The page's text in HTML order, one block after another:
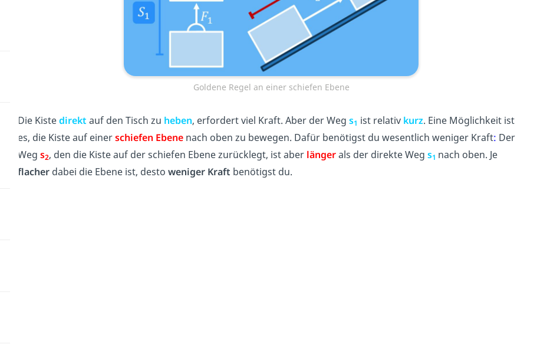
Goldene Regel an einer schiefen Ebene
Die Kistedirekt auf den Tisch zu heben, erfordert viel Kraft. Aber der Weg s1 ist relativ kurz. Eine Möglichkeit ist
es, die Kiste auf einerschiefen Ebene nach oben zu bewegen. Dafür benötigst du wesentlich weniger Kraft: Der
Weg s2, den die Kiste auf der schiefen Ebene zurücklegt, ist aber längerals der direkte Weg s1 nach oben. Je
flacher dabei die Ebene ist, desto weniger Kraft benötigst du.